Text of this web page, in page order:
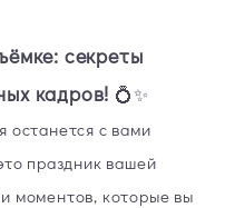
секреты
кадров! 💍✨
останется с вами
праздник вашей
моментов, которые вы